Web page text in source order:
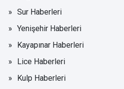
Sur Haberleri
Yenişehir Haberleri
Kayapınar Haberleri
Lice Haberleri
Kulp Haberleri